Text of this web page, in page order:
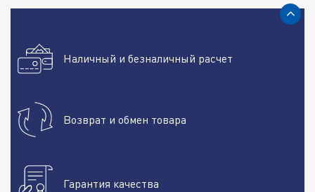
Наличный и безналичный расчет
Возврат и обмен товара
Гарантия качества